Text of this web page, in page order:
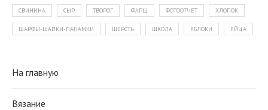
СВИНИНА СЫР ТВОРОГ ФАРШ ФОТООТЧЕТ ХЛОПОК
ШАРФЫ-ШАПКИ-ПАНАМКИ ШЕРСТЬ ШКОЛА ЯБЛОКИ ЯЙЦА
На главную
Вязание